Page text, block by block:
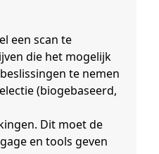
een scan te
die het mogelijk
te nemen
(biogebaseerd,
Dit moet de
en tools geven